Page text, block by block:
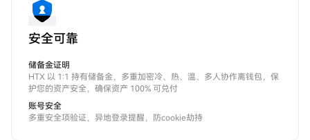
安全可靠
储备金证明
HTX 以 1:1 持有储备金，多重加密冷、热、温、多人协作离钱包，保
护您的资产安全，确保资产 100% 可兑付
账号安全
多重安全项验证，异地登录提醒，防cookie劫持